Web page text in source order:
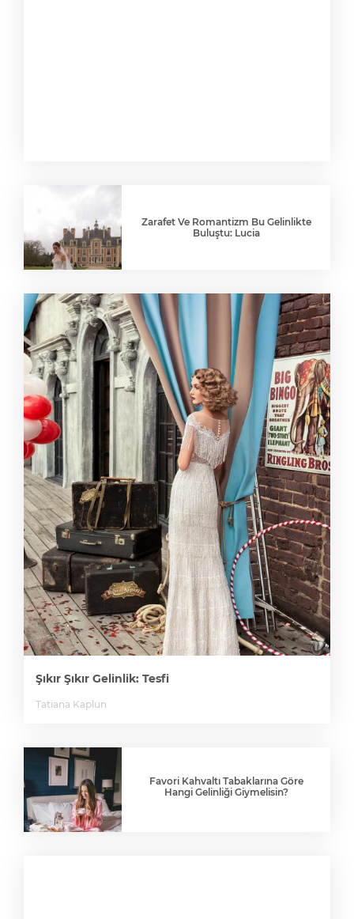
Zarafet Ve Romantizm Bu Gelinlikte
Buluştu: Lucia
Şıkır Şıkır Gelinlik: Tesfi
Tatiana Kaplun
Favori Kahvaltı Tabaklarına Göre
Hangi Gelinliği Giymelisin?